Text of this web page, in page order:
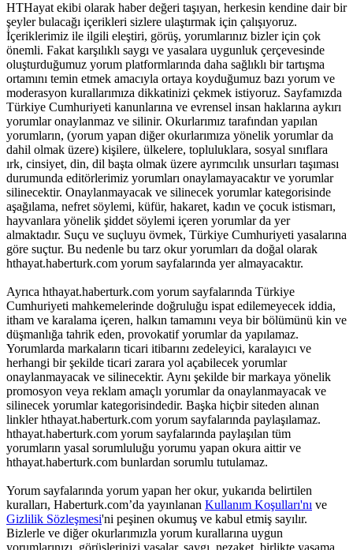
HTHayat ekibi olarak haber değeri taşıyan, herkesin kendine dair bir
şeyler bulacağı içerikleri sizlere ulaştırmak için çalışıyoruz.
İçeriklerimiz ile ilgili eleştiri, görüş, yorumlarınız bizler için çok
önemli. Fakat karşılıklı saygı ve yasalara uygunluk çerçevesinde
oluşturduğumuz yorum platformlarında daha sağlıklı bir tartışma
ortamını temin etmek amacıyla ortaya koyduğumuz bazı yorum ve
moderasyon kurallarımıza dikkatinizi çekmek istiyoruz. Sayfamızda
Türkiye Cumhuriyeti kanunlarına ve evrensel insan haklarına aykırı
yorumlar onaylanmaz ve silinir. Okurlarımız tarafından yapılan
yorumların, (yorum yapan diğer okurlarımıza yönelik yorumlar da
dahil olmak üzere) kişilere, ülkelere, topluluklara, sosyal sınıflara
ırk, cinsiyet, din, dil başta olmak üzere ayrımcılık unsurları taşıması
durumunda editörlerimiz yorumları onaylamayacaktır ve yorumlar
silinecektir. Onaylanmayacak ve silinecek yorumlar kategorisinde
aşağılama, nefret söylemi, küfür, hakaret, kadın ve çocuk istismarı,
hayvanlara yönelik şiddet söylemi içeren yorumlar da yer
almaktadır. Suçu ve suçluyu övmek, Türkiye Cumhuriyeti yasalarına
göre suçtur. Bu nedenle bu tarz okur yorumları da doğal olarak
hthayat.haberturk.com yorum sayfalarında yer almayacaktır.
Ayrıca hthayat.haberturk.com yorum sayfalarında Türkiye
Cumhuriyeti mahkemelerinde doğruluğu ispat edilemeyecek iddia,
itham ve karalama içeren, halkın tamamını veya bir bölümünü kin ve
düşmanlığa tahrik eden, provokatif yorumlar da yapılamaz.
Yorumlarda markaların ticari itibarını zedeleyici, karalayıcı ve
herhangi bir şekilde ticari zarara yol açabilecek yorumlar
onaylanmayacak ve silinecektir. Aynı şekilde bir markaya yönelik
promosyon veya reklam amaçlı yorumlar da onaylanmayacak ve
silinecek yorumlar kategorisindedir. Başka hiçbir siteden alınan
linkler hthayat.haberturk.com yorum sayfalarında paylaşılamaz.
hthayat.haberturk.com yorum sayfalarında paylaşılan tüm
yorumların yasal sorumluluğu yorumu yapan okura aittir ve
hthayat.haberturk.com bunlardan sorumlu tutulamaz.
Yorum sayfalarında yorum yapan her okur, yukarıda belirtilen
kuralları, Haberturk.com’da yayınlanan Kullanım Koşulları'nı ve
Gizlilik Sözleşmesi'ni peşinen okumuş ve kabul etmiş sayılır.
Bizlerle ve diğer okurlarımızla yorum kurallarına uygun